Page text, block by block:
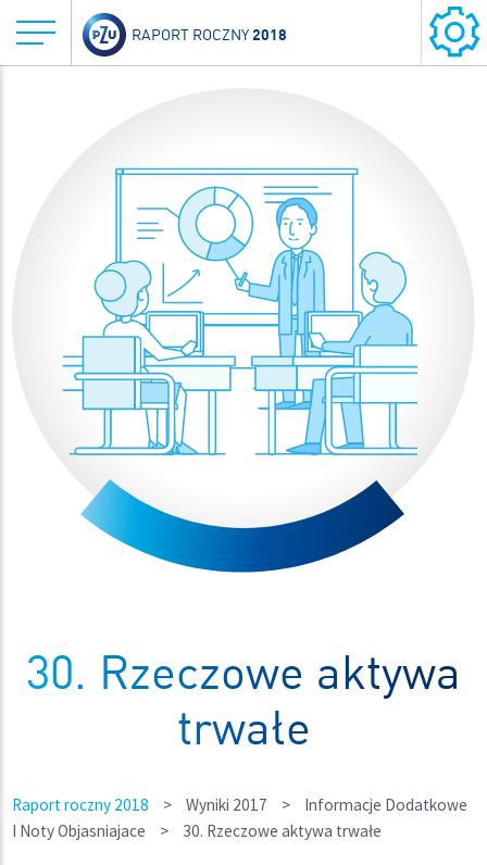
RAPORT ROCZNY2018
30. Rzeczowe aktywa
trwałe
Raport roczny 2018 > Wyniki 2017 >
Informacje Dodatkowe
I Noty Objasniajace
> 30. Rzeczowe aktywa trwałe